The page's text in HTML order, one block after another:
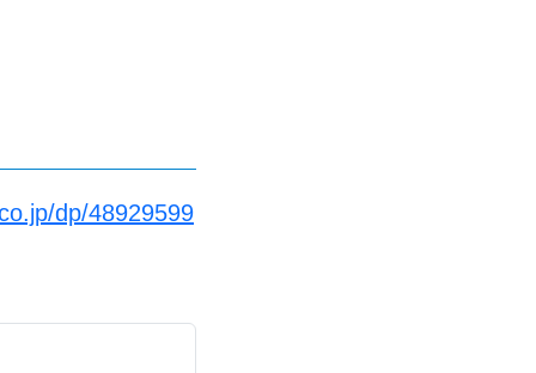
dp/48929599